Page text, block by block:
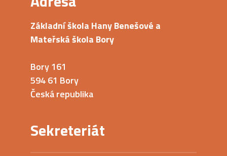
Základní škola Hany Benešové a
Mateřská škola Bory
Bory 161
594 61 Bory
Česká republika
Sekreteriát